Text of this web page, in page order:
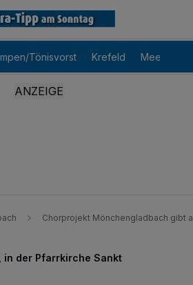
Tönisvorst Krefeld Meerbusch
Chorprojekt Mönchengladbach gibt
in der Pfarrkirche Sankt